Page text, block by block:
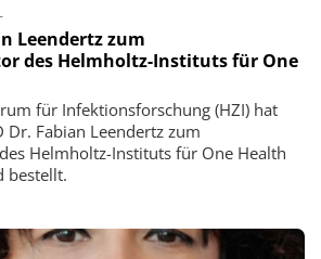
Leendertz zum
des Helmholtz-Instituts für One
für Infektionsforschung (HZI) hat
Dr. Fabian Leendertz zum
Helmholtz-Instituts für One Health
bestellt.